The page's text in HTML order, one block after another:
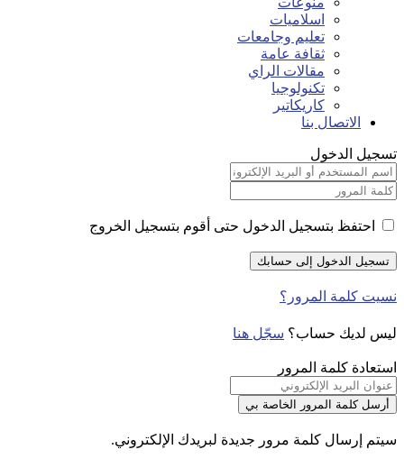
اسلاميات
تعليم وجامعات
ثقافة عامة
مقالات الراي
تكنولوجيا
كاريكاتير
الاتصال بنا
تسجيل الدخول
احتفظ بتسجيل الدخول حتى أقوم بتسجيل الخروج
نسيت كلمة المرور؟
ليس لديك حساب؟ سجّل هنا
استعادة كلمة المرور
سيتم إرسال كلمة مرور جديدة لبريدك الإلكتروني.